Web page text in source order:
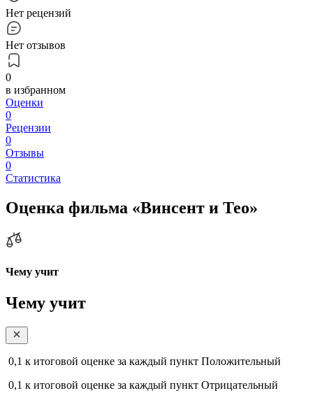
Нет рецензий
Нет отзывов
0
в избранном
Оценки
0
Рецензии
0
Отзывы
0
Статистика
Оценка фильма «Винсент и Тео»
Чему учит
Чему учит
0,1 к итоговой оценке за каждый пункт Положительный
0,1 к итоговой оценке за каждый пункт Отрицательный